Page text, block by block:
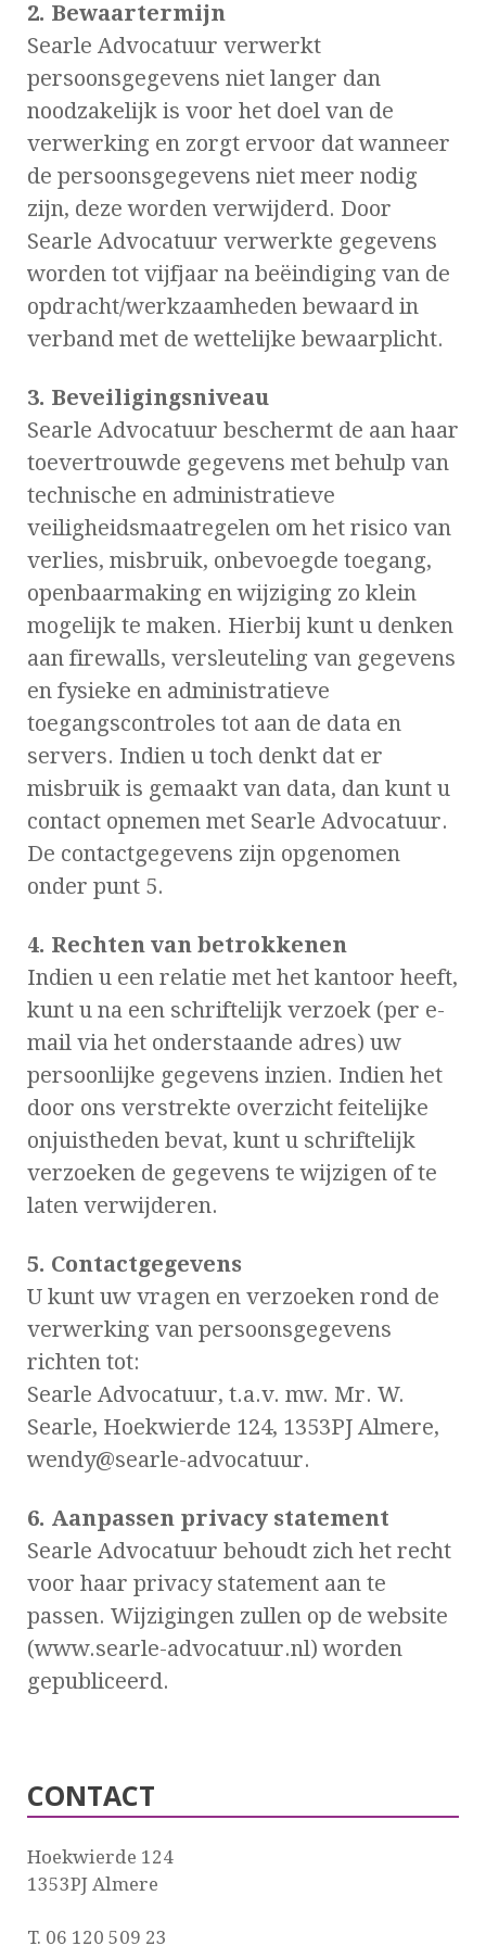
2. Bewaartermijn
Searle Advocatuur verwerkt
persoonsgegevens niet langer dan
noodzakelijk is voor het doel van de
verwerking en zorgt ervoor dat wanneer
de persoonsgegevens niet meer nodig
zijn, deze worden verwijderd. Door
Searle Advocatuur verwerkte gegevens
worden tot vijfjaar na beëindiging van de
opdracht/werkzaamheden bewaard in
verband met de wettelijke bewaarplicht.
3. Beveiligingsniveau
Searle Advocatuur beschermt de aan haar
toevertrouwde gegevens met behulp van
technische en administratieve
veiligheidsmaatregelen om het risico van
verlies, misbruik, onbevoegde toegang,
openbaarmaking en wijziging zo klein
mogelijk te maken. Hierbij kunt u denken
aan firewalls, versleuteling van gegevens
en fysieke en administratieve
toegangscontroles tot aan de data en
servers. Indien u toch denkt dat er
misbruik is gemaakt van data, dan kunt u
contact opnemen met Searle Advocatuur.
De contactgegevens zijn opgenomen
onder punt 5.
4. Rechten van betrokkenen
Indien u een relatie met het kantoor heeft,
kunt u na een schriftelijk verzoek (per e-
mail via het onderstaande adres) uw
persoonlijke gegevens inzien. Indien het
door ons verstrekte overzicht feitelijke
onjuistheden bevat, kunt u schriftelijk
verzoeken de gegevens te wijzigen of te
laten verwijderen.
5. Contactgegevens
U kunt uw vragen en verzoeken rond de
verwerking van persoonsgegevens
richten tot:
Searle Advocatuur, t.a.v. mw. Mr. W.
Searle, Hoekwierde 124, 1353PJ Almere,
wendy@searle-advocatuur.
6. Aanpassen privacy statement
Searle Advocatuur behoudt zich het recht
voor haar privacy statement aan te
passen. Wijzigingen zullen op de website
(www.searle-advocatuur.nl) worden
gepubliceerd.
CONTACT
Hoekwierde 124
1353PJ Almere
T. 06 120 509 23